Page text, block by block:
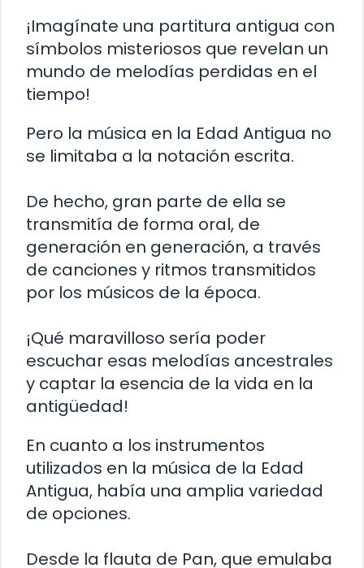
¡Imagínate una partitura antigua con
símbolos misteriosos que revelan un
mundo de melodías perdidas en el
tiempo!
Pero la música en la Edad Antigua no
se limitaba a la notación escrita.
De hecho, gran parte de ella se
transmitía de forma oral, de
generación en generación, a través
de canciones y ritmos transmitidos
por los músicos de la época.
¡Qué maravilloso sería poder
escuchar esas melodías ancestrales
y captar la esencia de la vida en la
antigüedad!
En cuanto a los instrumentos
utilizados en la música de la Edad
Antigua, había una amplia variedad
de opciones.
Desde la flauta de Pan, que emulaba